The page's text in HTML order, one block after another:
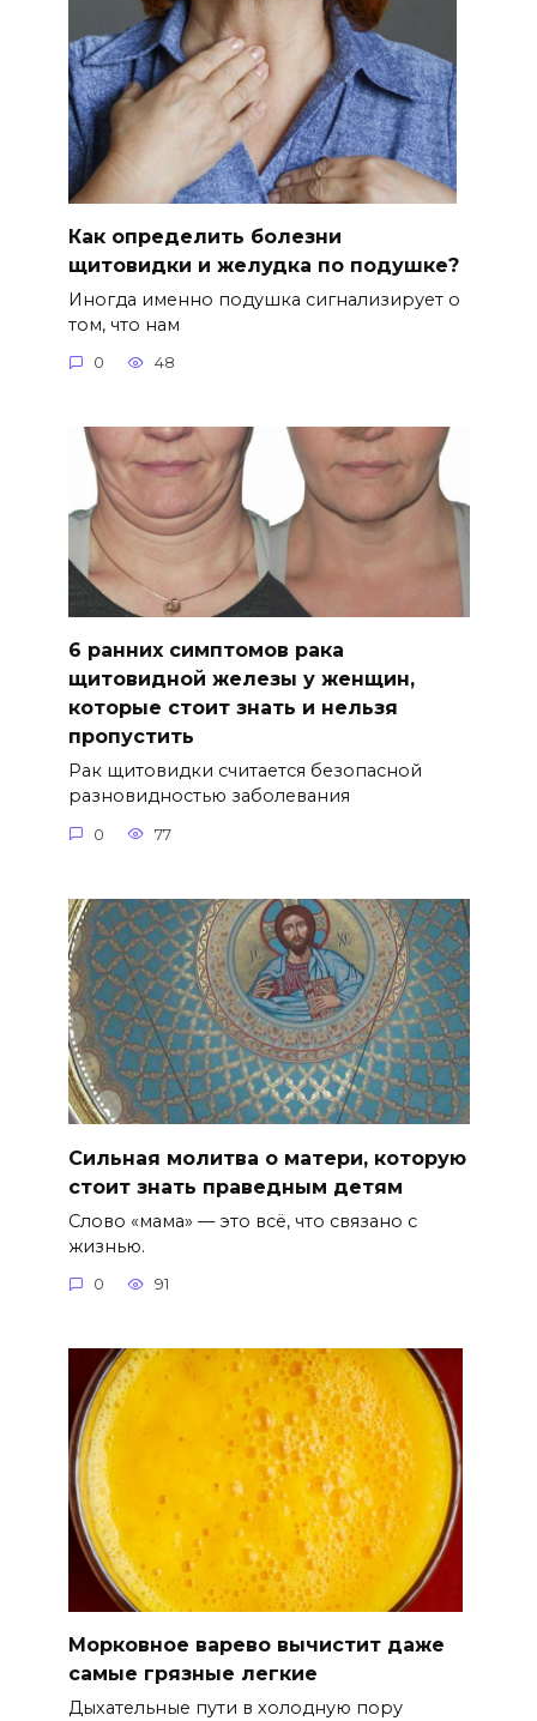
Как определить болезни
щитовидки и желудка по подушке?
Иногда именно подушка сигнализирует о
том, что нам
0 48
6 ранних симптомов рака
щитовидной железы у женщин,
которые стоит знать и нельзя
пропустить
Рак щитовидки считается безопасной
разновидностью заболевания
0 77
Сильная молитва о матери, которую
стоит знать праведным детям
Слово «мама» — это всё, что связано с
жизнью.
0 91
Морковное варево вычистит даже
самые грязные легкие
Дыхательные пути в холодную пору